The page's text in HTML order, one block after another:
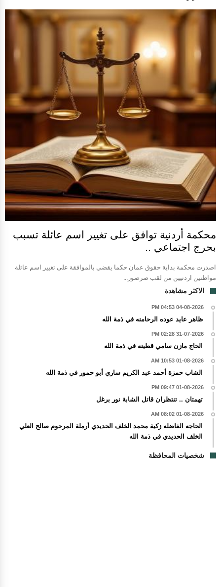
محكمة أردنية توافق على تغيير اسم عائلة تسبب
بحرج اجتماعي ..
اصدرت محكمة بداية حقوق عمان حكما يقضي بالموافقة على تغيير اسم عائلة
مواطنين اردنيين من لقب صرصور...
الاكثر مشاهدة
04-08-2026 04:53 PM
ظاهر عايد عوده الرحامنه في ذمة الله
31-07-2026 02:28 PM
الحاج مازن سامي قطينه في ذمة الله
01-08-2026 10:53 AM
الشاب حمزة أحمد عبد الكريم ساري أبو حمور في ذمة الله
01-08-2026 09:47 PM
تهمتان .. تنتظران قاتل الشابة نور برغل
01-08-2026 08:02 AM
الحاجه الفاضله زكية محمد الخلف الحديدي أرملة المرحوم صالح العلي
الخلف الحديدي في ذمة الله
شخصيات المحافظة